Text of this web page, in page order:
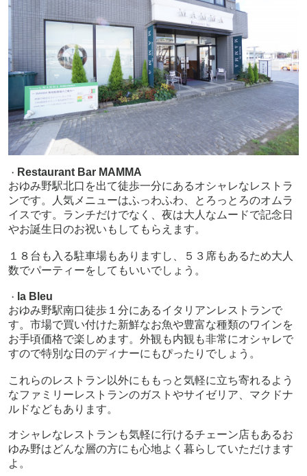
・ Restaurant Bar MAMMA
おゆみ野駅北口を出て徒歩一分にあるオシャレなレストラ
ンです。人気メニューはふっわふわ、とろっとろのオムラ
イスです。ランチだけでなく、夜は大人なムードで記念日
やお誕生日のお祝いもしてもらえます。
１８台も入る駐車場もありますし、５３席もあるため大人
数でパーティーをしてもいいでしょう。
・ la Bleu
おゆみ野駅南口徒歩１分にあるイタリアンレストランで
す。市場で買い付けた新鮮なお魚や豊富な種類のワインを
お手頃価格で楽しめます。外観も内観も非常にオシャレで
すので特別な日のディナーにもぴったりでしょう。
これらのレストラン以外にももっと気軽に立ち寄れるよう
なファミリーレストランのガストやサイゼリア、マクドナ
ルドなどもあります。
オシャレなレストランも気軽に行けるチェーン店もあるお
ゆみ野はどんな層の方にも心地よく暮らしていただけます
よ。